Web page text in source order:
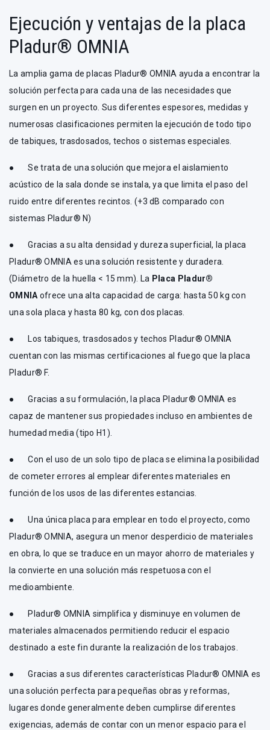
Ejecución y ventajas de la placa
Pladur® OMNIA
La amplia gama de placas Pladur® OMNIA ayuda a encontrar la
solución perfecta para cada una de las necesidades que
surgen en un proyecto. Sus diferentes espesores, medidas y
numerosas clasificaciones permiten la ejecución de todo tipo
de tabiques, trasdosados, techos o sistemas especiales.
● Se trata de una solución que mejora el aislamiento
acústico de la sala donde se instala, ya que limita el paso del
ruido entre diferentes recintos. (+3 dB comparado con
sistemas Pladur® N)
● Gracias a su alta densidad y dureza superficial, la placa
Pladur® OMNIA es una solución resistente y duradera.
(Diámetro de la huella < 15 mm). La Placa Pladur®
OMNIA ofrece una alta capacidad de carga: hasta 50 kg con
una sola placa y hasta 80 kg, con dos placas.
● Los tabiques, trasdosados y techos Pladur® OMNIA
cuentan con las mismas certificaciones al fuego que la placa
Pladur® F.
● Gracias a su formulación, la placa Pladur® OMNIA es
capaz de mantener sus propiedades incluso en ambientes de
humedad media (tipo H1).
● Con el uso de un solo tipo de placa se elimina la posibilidad
de cometer errores al emplear diferentes materiales en
función de los usos de las diferentes estancias.
● Una única placa para emplear en todo el proyecto, como
Pladur® OMNIA, asegura un menor desperdicio de materiales
en obra, lo que se traduce en un mayor ahorro de materiales y
la convierte en una solución más respetuosa con el
medioambiente.
● Pladur® OMNIA simplifica y disminuye en volumen de
materiales almacenados permitiendo reducir el espacio
destinado a este fin durante la realización de los trabajos.
● Gracias a sus diferentes características Pladur® OMNIA es
una solución perfecta para pequeñas obras y reformas,
lugares donde generalmente deben cumplirse diferentes
exigencias, además de contar con un menor espacio para el